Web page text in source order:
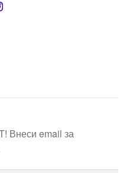
Внеси email за